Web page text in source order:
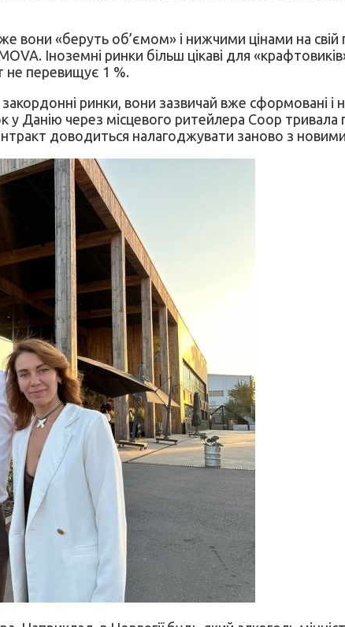
«беруть об’ємом» і нижчими цінами на свій
Іноземні ринки більш цікаві для
не перевищує 1 %.
ринки, вони зазвичай вже сформовані і
через місцевого ритейлера Coop тривала
доводиться налагоджувати заново з